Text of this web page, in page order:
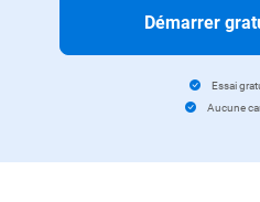
Démarrer
Essai
Aucune